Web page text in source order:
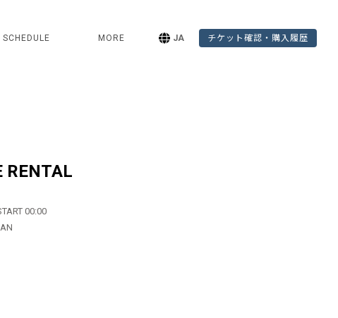
SCHEDULE MORE JA チケット確認・購入履歴
RENTAL
00:00